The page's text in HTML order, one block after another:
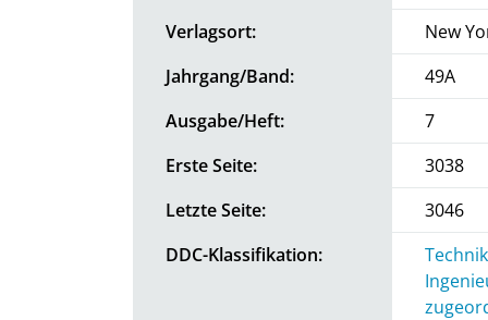
Verlagsort:
New
Jahrgang/Band:
49A
Ausgabe/Heft:
7
Erste Seite:
3038
Letzte Seite:
3046
DDC-Klassifikation: